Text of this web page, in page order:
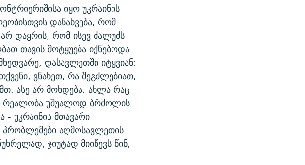
იყო უკრაინის
დანახვება, რომ
დაყრის, რომ ისევ ძალუძს
თავის მოტყუება იქნებოდა
დასავლეთში იტყვიან:
ვნახეთ, რა შეგძლებიათ,
ასე არ მოხდება. ახლა რაც
რეალობა უშუალოდ ბრძოლის
უკრაინის მთავარი
აღმოსავლეთის
ჯიუტად მიიწევს წინ,